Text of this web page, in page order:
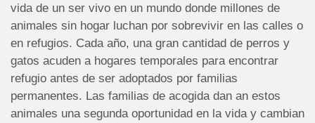
vida de un ser vivo en un mundo donde millones de
animales sin hogar luchan por sobrevivir en las calles o
en refugios. Cada año, una gran cantidad de perros y
gatos acuden a hogares temporales para encontrar
refugio antes de ser adoptados por familias
permanentes. Las familias de acogida dan an estos
animales una segunda oportunidad en la vida y cambian